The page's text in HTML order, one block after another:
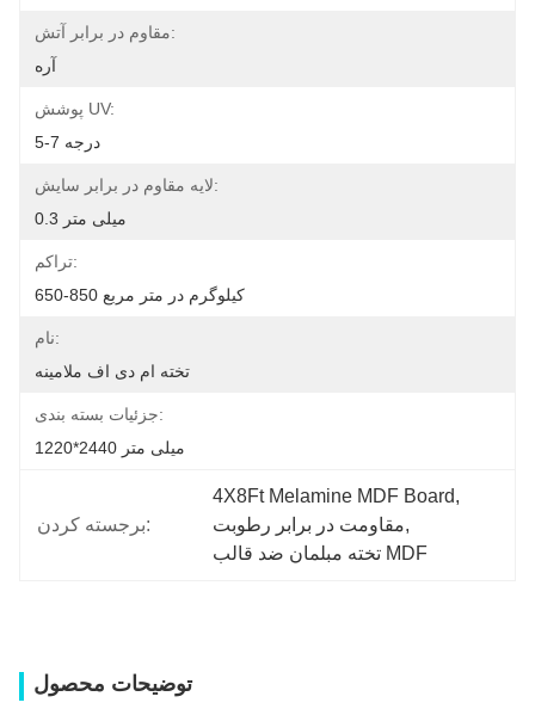
مقاوم در برابر آتش:
آره
پوشش UV:
5-7 درجه
لایه مقاوم در برابر سایش:
0.3 میلی متر
تراکم:
650-850 کیلوگرم در متر مربع
نام:
تخته ام دی اف ملامینه
جزئیات بسته بندی:
1220*2440 میلی متر
برجسته کردن:
4X8Ft Melamine MDF Board,
مقاومت در برابر رطوبت,
تخته مبلمان ضد قالب MDF
توضیحات محصول